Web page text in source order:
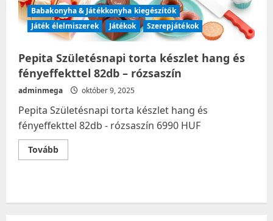
Babakonyha & Játékkonyha kiegészítők
Játék élelmiszerek
Játékok Szerepjátékok
Pepita Születésnapi torta készlet hang és
fényeffekttel 82db – rózsaszín
adminmega október 9, 2025
Pepita Születésnapi torta készlet hang és
fényeffekttel 82db - rózsaszín 6990 HUF
TovábbRead
more
készlet